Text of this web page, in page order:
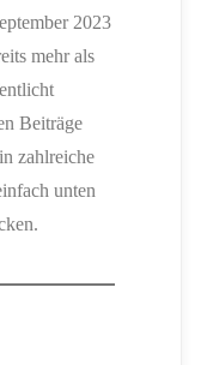
2023
mehr als
Beiträge
zahlreiche
unten